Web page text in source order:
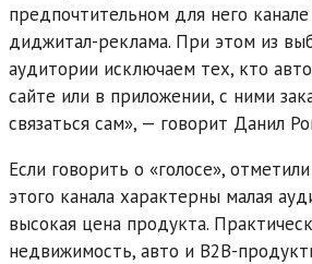
предпочтительном для него
диджитал-реклама. При этом из
аудитории исключаем тех, кто
сайте или в приложении, с ними
связаться сам», — говорит Данил
Если говорить о «голосе»,
этого канала характерны малая
высокая цена продукта.
недвижимость, авто и B2B-